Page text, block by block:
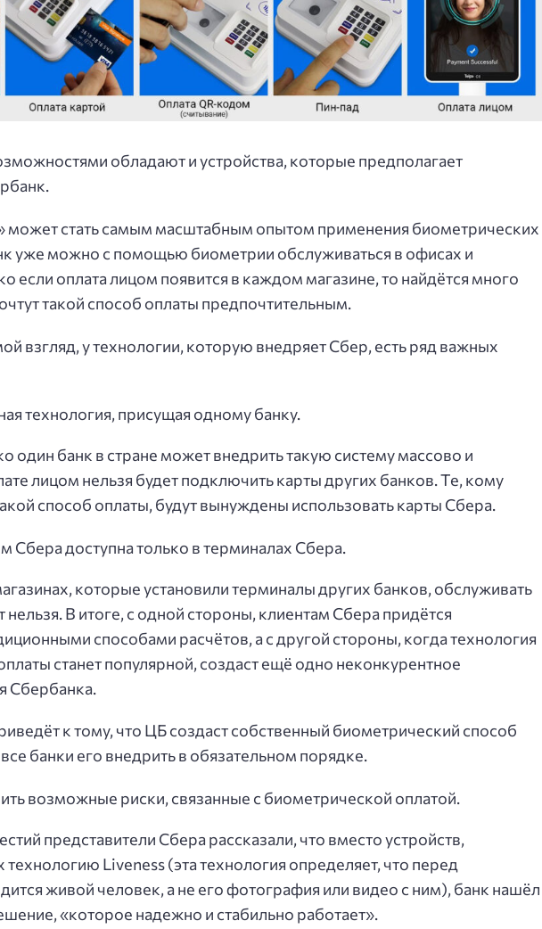
обладают и устройства, которые предполагает
может стать самым масштабным опытом применения биометрических
уже можно с помощью биометрии обслуживаться в офисах и
если оплата лицом появится в каждом магазине, то найдётся много
такой способ оплаты предпочтительным.
взгляд, у технологии, которую внедряет Сбер, есть ряд важных
технология, присущая одному банку.
один банк в стране может внедрить такую систему массово и
лицом нельзя будет подключить карты других банков. Те, кому
способ оплаты, будут вынуждены использовать карты Сбера.
Сбера доступна только в терминалах Сбера.
которые установили терминалы других банков, обслуживать
нельзя. В итоге, с одной стороны, клиентам Сбера придётся
способами расчётов, а с другой стороны, когда технология
станет популярной, создаст ещё одно неконкурентное
Сбербанка.
к тому, что ЦБ создаст собственный биометрический способ
банки его внедрить в обязательном порядке.
возможные риски, связанные с биометрической оплатой.
представители Сбера рассказали, что вместо устройств,
Liveness (эта технология определяет, что перед
живой человек, а не его фотография или видео с ним), банк нашёл
«которое надежно и стабильно работает».